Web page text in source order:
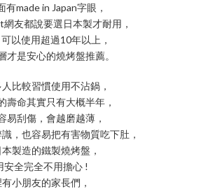
有made in Japan字眼，
友都說要選日本製才耐用，
以使用超過10年以上，
才是安心的燒烤盤推薦。
比較習慣使用不沾鍋，
壽命其實只有大概半年，
易刮傷，會越磨越薄，
，也容易把有害物質吃下肚，
製造的鐵製燒烤盤，
安全完全不用擔心 !
小朋友的家長們，